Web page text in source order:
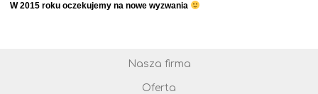
W 2015 roku oczekujemy na nowe wyzwania
Nasza firma
Oferta